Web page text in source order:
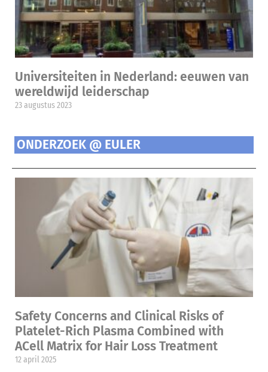
Universiteiten in Nederland: eeuwen van
wereldwijd leiderschap
23 augustus 2023
ONDERZOEK @ EULER
Safety Concerns and Clinical Risks of
Platelet-Rich Plasma Combined with
ACell Matrix for Hair Loss Treatment
12 april 2025